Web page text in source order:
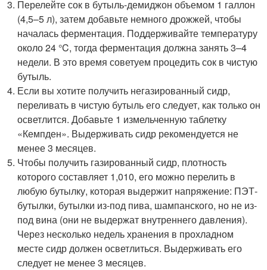
Перелейте сок в бутыль-демиджон объемом 1 галлон
(4,5–5 л), затем добавьте немного дрожжей, чтобы
началась ферментация. Поддерживайте температуру
около 24 °C, тогда ферментация должна занять 3–4
недели. В это время советуем процедить сок в чистую
бутыль.
Если вы хотите получить негазированный сидр,
переливать в чистую бутыль его следует, как только он
осветлится. Добавьте 1 измельченную таблетку
«Кемпден». Выдерживать сидр рекомендуется не
менее 3 месяцев.
Чтобы получить газированный сидр, плотность
которого составляет 1,010, его можно перелить в
любую бутылку, которая выдержит напряжение: ПЭТ-
бутылки, бутылки из-под пива, шампанского, но не из-
под вина (они не выдержат внутреннего давления).
Через несколько недель хранения в прохладном
месте сидр должен осветлиться. Выдерживать его
следует не менее 3 месяцев.